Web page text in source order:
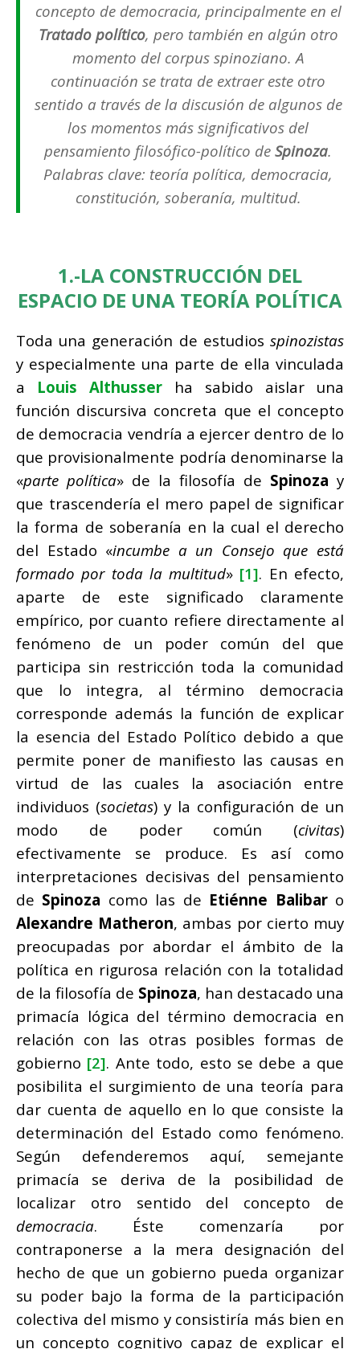
concepto de democracia, principalmente en el
Tratado político, pero también en algún otro
momento del corpus spinoziano. A
continuación se trata de extraer este otro
sentido a través de la discusión de algunos de
los momentos más significativos del
pensamiento filosófico-político de Spinoza.
Palabras clave: teoría política, democracia,
constitución, soberanía, multitud.
1.-LA CONSTRUCCIÓN DEL
ESPACIO DE UNA TEORÍA POLÍTICA
Toda una generación de estudios spinozistas
y especialmente una parte de ella vinculada
a Louis Althusser ha sabido aislar una
función discursiva concreta que el concepto
de democracia vendría a ejercer dentro de lo
que provisionalmente podría denominarse la
«parte política» de la filosofía de Spinoza y
que trascendería el mero papel de significar
la forma de soberanía en la cual el derecho
del Estado «incumbe a un Consejo que está
formado por toda la multitud» [1]. En efecto,
aparte de este significado claramente
empírico, por cuanto refiere directamente al
fenómeno de un poder común del que
participa sin restricción toda la comunidad
que lo integra, al término democracia
corresponde además la función de explicar
la esencia del Estado Político debido a que
permite poner de manifiesto las causas en
virtud de las cuales la asociación entre
individuos (societas) y la configuración de un
modo de poder común (civitas)
efectivamente se produce. Es así como
interpretaciones decisivas del pensamiento
de Spinoza como las de Etiénne Balibaro
Alexandre Matheron, ambas por cierto muy
preocupadas por abordar el ámbito de la
política en rigurosa relación con la totalidad
de la filosofía de Spinoza, han destacado una
primacía lógica del término democracia en
relación con las otras posibles formas de
gobierno [2]. Ante todo, esto se debe a que
posibilita el surgimiento de una teoría para
dar cuenta de aquello en lo que consiste la
determinación del Estado como fenómeno.
Según defenderemos aquí, semejante
primacía se deriva de la posibilidad de
localizar otro sentido del concepto de
democracia. Éste comenzaría por
contraponerse a la mera designación del
hecho de que un gobierno pueda organizar
su poder bajo la forma de la participación
colectiva del mismo y consistiría más bien en
un concepto cognitivo capaz de explicar el